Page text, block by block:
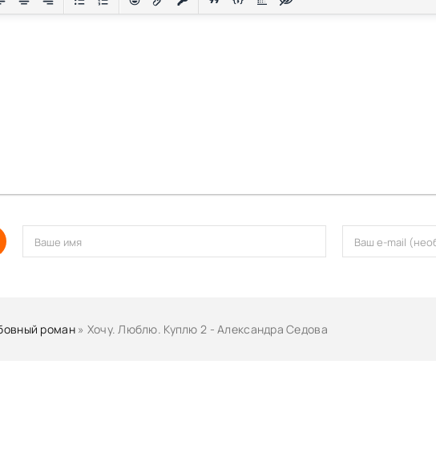
роман» Хочу. Люблю. Куплю 2 - Александра Седова